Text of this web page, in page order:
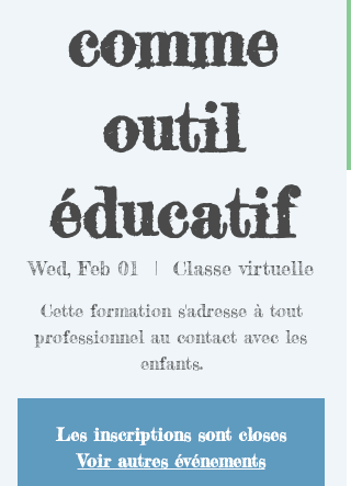
comme
outil
éducatif
Wed, Feb 01
  |
Classe virtuelle
Cette formation s'adresse à tout
professionnel au contact avec les
enfants.
Les inscriptions sont closes
Voir autres événements